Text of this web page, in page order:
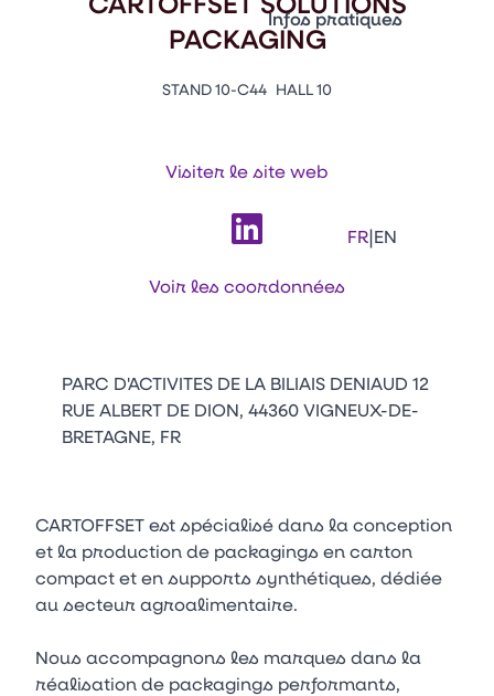
Vitrine Innovations
Emballages
Infos pratiques
Venir au CFIA Rennes
Facebook
FR|EN
PACKAGING
STAND 10-C44 HALL 10
Visiter le site web
Voir les coordonnées
PARC D'ACTIVITES DE LA BILIAIS DENIAUD 12
RUE ALBERT DE DION, 44360 VIGNEUX-DE-
BRETAGNE, FR
CARTOFFSET est spécialisé dans la conception
et la production de packagings en carton
compact et en supports synthétiques, dédiée
au secteur agroalimentaire.
Nous accompagnons les marques dans la
réalisation de packagings performants,